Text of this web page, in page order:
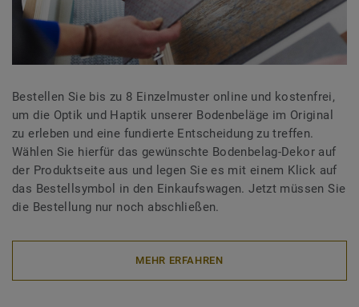
Bestellen Sie bis zu 8 Einzelmuster online und kostenfrei,
um die Optik und Haptik unserer Bodenbeläge im Original
zu erleben und eine fundierte Entscheidung zu treffen.
Wählen Sie hierfür das gewünschte Bodenbelag-Dekor auf
der Produktseite aus und legen Sie es mit einem Klick auf
das Bestellsymbol in den Einkaufswagen. Jetzt müssen Sie
die Bestellung nur noch abschließen.
MEHR ERFAHREN